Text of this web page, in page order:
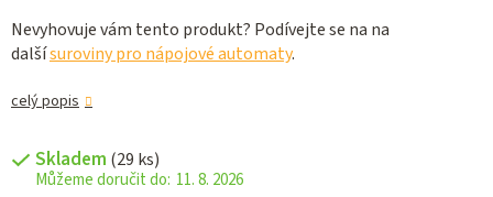
Nevyhovuje vám tento produkt? Podívejte se na na
dalšísuroviny pro nápojové automaty.
celý popis
Skladem (29 ks)
11. 8. 2026